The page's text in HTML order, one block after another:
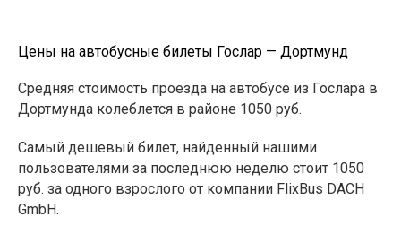
Цены на автобусные билеты Гослар — Дортмунд
Средняя стоимость проезда на автобусе из Гослара в
Дортмунда колеблется в районе 1050 руб.
Самый дешевый билет, найденный нашими
пользователями за последнюю неделю стоит 1050
руб. за одного взрослого от компании FlixBus DACH
GmbH.